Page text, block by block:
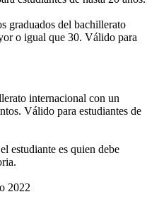
graduados del bachillerato
o igual que 30. Válido para
internacional con un
Válido para estudiantes de
estudiante es quien debe
2022